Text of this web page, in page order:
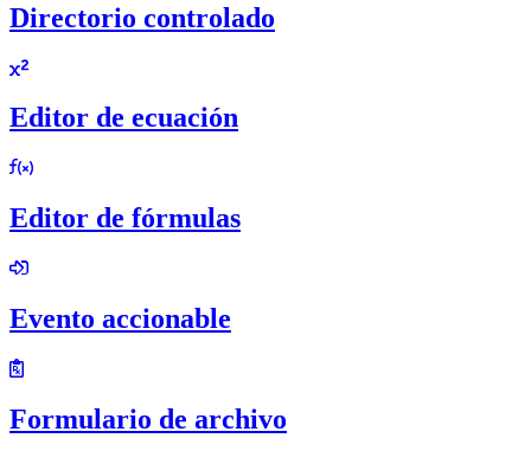
Directorio controlado
Editor de ecuación
Editor de fórmulas
Evento accionable
Formulario de archivo